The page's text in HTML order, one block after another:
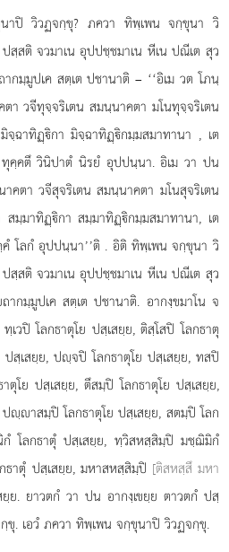
าปิ วิวฏจกฺขุ? ภควา ทิพฺเพน จกฺขุนา วิ
สฺสติ จวมาเน อุปปชฺชมาเน หีเน ปณีเต สุว
มฺมูปเค สตฺเต ปชานาติ – ‘‘อิเม วต โภนฺ
า วจีทุจฺจริเตน สมนฺนาคตา มโนทุจฺจริเตน
ฉาทิฏฺิกา มิจฺฉาทิฏฺิกมฺมสมาทานา, เต
คฺคตึ วินิปาตํ นิรยํ อุปปนฺนา. อิเม วา ปน
คตา วจีสุจริเตน สมนฺนาคตา มโนสุจริเตน
มฺมาทิฏฺิกา สมฺมาทิฏฺิกมฺมสมาทานา, เต
โลกํ อุปปนฺนา’’ติ . อิติ ทิพฺเพน จกฺขุนา วิ
สฺสติ จวมาเน อุปปชฺชมาเน หีเน ปณีเต สุว
กมฺมูปเค สตฺเต ปชานาติ. อากงฺขมาโน จ
วปิ โลกธาตุโย ปสฺเสยฺย, ติสฺโสปิ โลกธาตุ
ปสฺเสยฺย, ปฺจปิ โลกธาตุโย ปสฺเสยฺย, ทสปิ
ตุโย ปสฺเสยฺย, ตึสมฺปิ โลกธาตุโย ปสฺเสยฺย,
ฺาสมฺปิ โลกธาตุโย ปสฺเสยฺย, สตมฺปิ โลก
โลกธาตุํ ปสฺเสยฺย, ทฺวิสหสฺสิมฺปิ มชฺฌิมิกํ
ธาตุํ ปสฺเสยฺย, มหาสหสฺสิมฺปิ [ติสหสฺสึ มหา
ยฺย. ยาวตกํ วา ปน อากงฺเขยฺย ตาวตกํ ปสฺ
ขุ. เอวํ ภควา ทิพฺเพน จกฺขุนาปิ วิวฏจกฺขุ.